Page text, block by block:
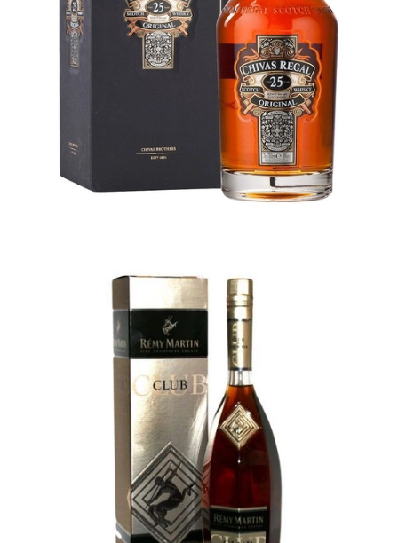
580.000₫
CHO VÀO GIỎ HÀNG